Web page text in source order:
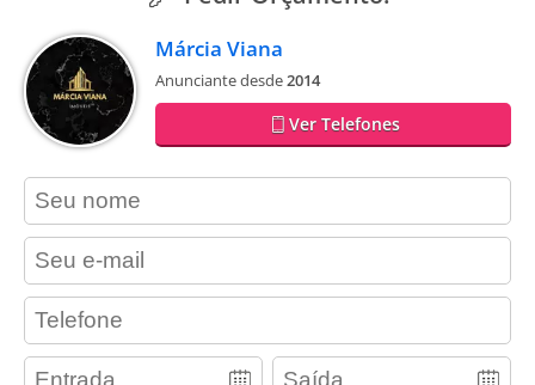
Márcia Viana
Anunciante desde2014
Ver Telefones
contact_name
contact_email
contact_phone